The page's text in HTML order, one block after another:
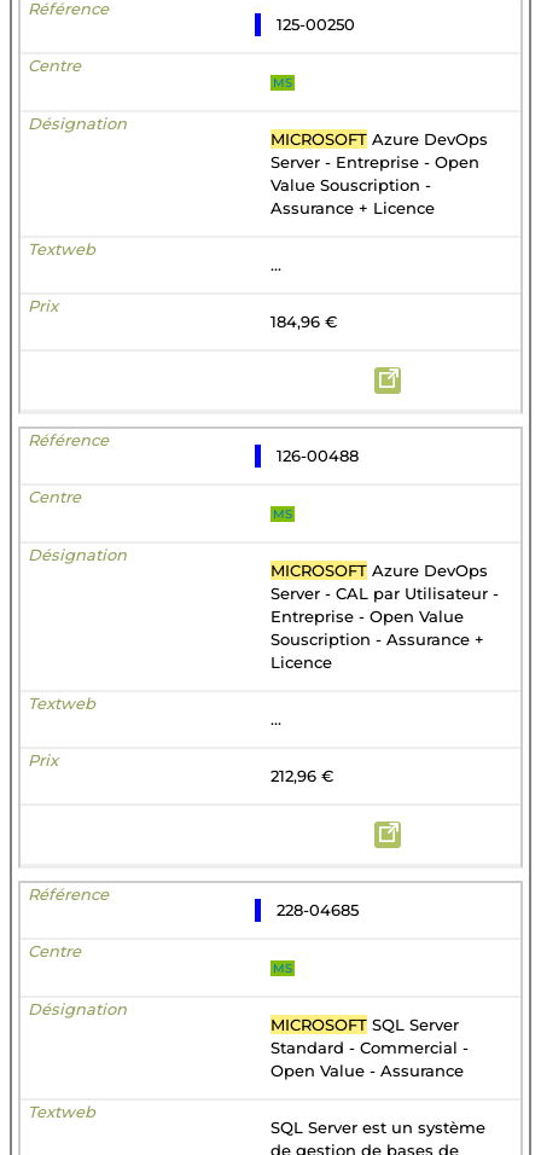
125-00250
MS
MICROSOFT Azure DevOps
Server - Entreprise - Open
Value Souscription -
Assurance + Licence
...
184,96 €
126-00488
MS
MICROSOFT Azure DevOps
Server - CAL par Utilisateur -
Entreprise - Open Value
Souscription - Assurance +
Licence
...
212,96 €
228-04685
MS
MICROSOFT SQL Server
Standard - Commercial -
Open Value - Assurance
SQL Server est un système
de gestion de bases de